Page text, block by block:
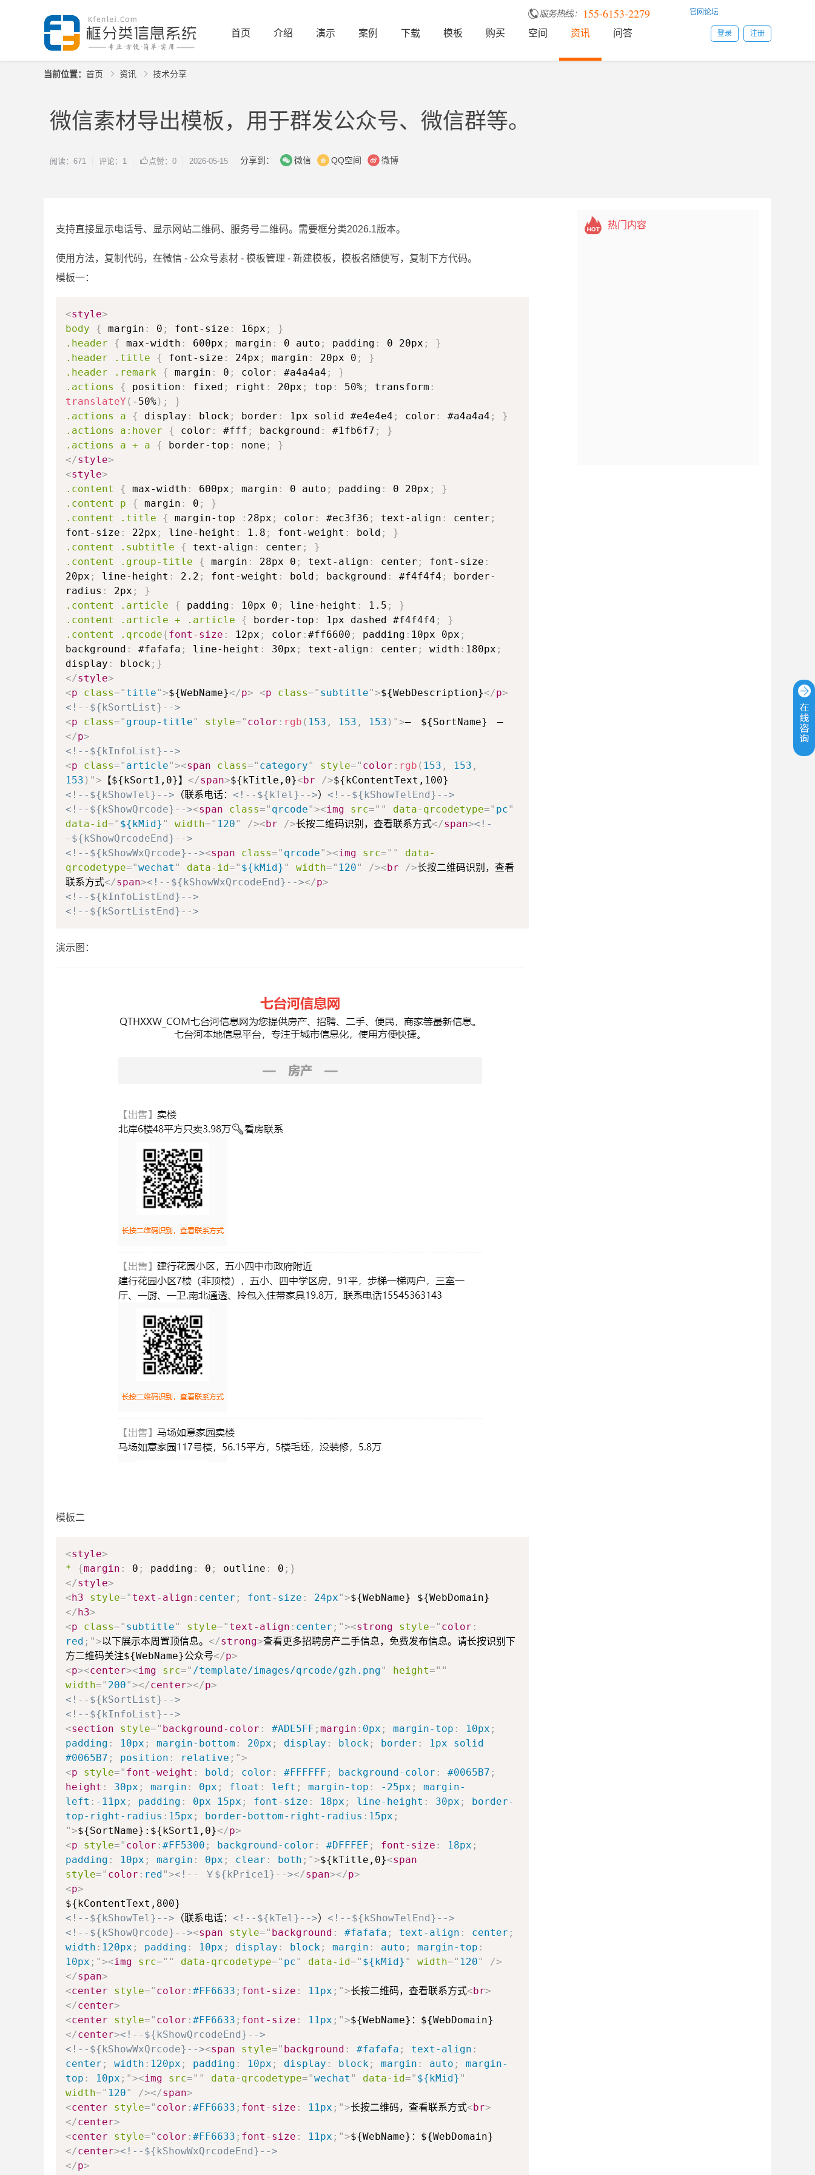
首页 介绍 演示 案例 下载 模板 购买 空间 资讯 问答 登录 注册
155-6153-2279 官网论坛
当前位置： 首页 资讯 技术分享
微信素材导出模板，用于群发公众号、微信群等。
阅读：671 评论：1 点赞：0 2026-05-15 分享到： 微信 QQ空间 微博
支持直接显示电话号、显示网站二维码、服务号二维码。需要框分类2026.1版本。
使用方法，复制代码，在微信 - 公众号素材 - 模板管理 - 新建模板，模板名随便写，复制下方代码。
模板一：
<style>
body
{ margin : 0 ; font-size : 16px ;
}
.header
{ max-width : 600px ; margin : 0 auto ; padding : 0 20px ;
}
.header .title
{ font-size : 24px ; margin : 20px 0 ;
}
.header .remark
{ margin : 0 ; color : #a4a4a4 ;
}
.actions
{ position : fixed ; right : 20px ; top : 50% ; transform :
translateY ( -50%) ;
}
.actions a
{ display : block ; border : 1px solid #e4e4e4 ; color : #a4a4a4 ;
}
.actions a:hover
{ color : #fff ; background : #1fb6f7 ;
}
.actions a + a
{ border-top : none ;
}
</style>
<style>
.content
{ max-width : 600px ; margin : 0 auto ; padding : 0 20px ;
}
.content p
{ margin : 0 ;
}
.content .title
{ margin-top : 28px ; color : #ec3f36 ; text-align : center ;
font-size : 22px ; line-height : 1.8 ; font-weight : bold ;
}
.content .subtitle
{ text-align : center ;
}
.content .group-title
{ margin : 28px 0 ; text-align : center ; font-size :
20px ; line-height : 2.2 ; font-weight : bold ; background : #f4f4f4 ;
border-
radius : 2px ;
}
.content .article
{ padding : 10px 0 ; line-height : 1.5 ;
}
.content .article + .article
{ border-top : 1px dashed #f4f4f4 ;
}
.content .qrcode{font-size : 12px ; color : #ff6600 ; padding : 10px 0px ;
background : #fafafa ; line-height : 30px ; text-align : center ; width : 180px ;
display : block ; }
</style>
<p class=" title">${WebName}</p> <p class=" subtitle">${WebDescription}</p>
<!--${kSortList}-->
<p class=" group-title" style=" color : rgb ( 153 , 153 , 153 ) ">— ${SortName} —
</p>
<!--${kInfoList}-->
<p class=" article"><span class=" category" style=" color : rgb ( 153 , 153 ,
153 ) "> 【${kSort1,0}】 </span>${kTitle,0}<br />
<!--${kShowTel}--> （联系电话： <!--${kTel}-->） <!--${kShowTelEnd}-->
<!--${kShowQrcode}--><span class=" qrcode"><img src=" " data-qrcodetype=" pc"
data-id=" ${kMid} " width=" 120" /><br />长按二维码识别，查看联系方式</span><!-
-${kShowQrcodeEnd}-->
<!--${kShowWxQrcode}--><span class=" qrcode"><img src=" "
data-
qrcodetype="wechat " data-id=" ${kMid} " width=" 120" /><br />长按二维码识别，查看
联系方式</span><!--${kShowWxQrcodeEnd}--></p>
<!--${kInfoListEnd}-->
<!--${kSortListEnd}-->
演示图：
模板二
<style>
*
{margin : 0 ; padding : 0 ; outline : 0 ; }
</style>
<h3 style=" text-align : center ; font-size : 24px">${WebName} ${WebDomain}
</h3>
<p class=" subtitle" style=" text-align : center ; "><strong style=" color :
red ; ">以下展示本周置顶信息。 </strong>查看更多招聘房产二手信息，免费发布信息。请长按识别下
方二维码关注${WebName}公众号</p>
<p><center><img src=" /template/images/qrcode/gzh.png" height=" "
width=" 200"></center></p>
<!--${kSortList}-->
<!--${kInfoList}-->
<section style=" background-color : #ADE5FF ; margin : 0px ; margin-top : 10px ;
padding : 10px ; margin-bottom : 20px ; display : block ; border :
1px solid
#0065B7 ; position : relative ; ">
<p style=" font-weight : bold ; color : #FFFFFF ; background-color : #0065B7 ;
height : 30px ; margin : 0px ; float : left ; margin-top : -25px ;
margin-
left : -11px ; padding : 0px 15px ; font-size : 18px ; line-height : 30px ;
border-
top-right-radius : 15px ; border-bottom-right-radius : 15px ;
">${SortName}:${kSort1,0}</p>
<p style=" color : #FF5300 ; background-color : #DFFFEF ; font-size : 18px ;
padding : 10px ; margin : 0px ; clear : both ; ">${kTitle,0}<span
style=" color : red"><!-- ￥${kPrice1}--></span></p>
<p>
<!--${kShowTel}--> （联系电话： <!--${kTel}-->） <!--${kShowTelEnd}-->
<!--${kShowQrcode}--><span style=" background : #fafafa ; text-align : center ;
width : 120px ; padding : 10px ; display : block ; margin : auto ; margin-top :
10px ; "><img src=" " data-qrcodetype=" pc" data-id=" ${kMid} " width=" 120"
/>
</span>
<center style=" color : #FF6633 ; font-size : 11px ; ">长按二维码，查看联系方式<br>
</center>
<center style=" color : #FF6633 ; font-size : 11px ; ">${WebName}：${WebDomain}
</center><!--${kShowQrcodeEnd}-->
<!--${kShowWxQrcode}--><span style=" background : #fafafa ; text-align :
center ; width : 120px ; padding : 10px ; display : block ; margin : auto ;
margin-
top : 10px ; "><img src=" " data-qrcodetype="wechat " data-id=" ${kMid} "
width=" 120" /></span>
<center style=" color : #FF6633 ; font-size : 11px ; ">长按二维码，查看联系方式<br>
</center>
<center style=" color : #FF6633 ; font-size : 11px ; ">${WebName}：${WebDomain}
</center><!--${kShowWxQrcodeEnd}-->
</p>
热门内容